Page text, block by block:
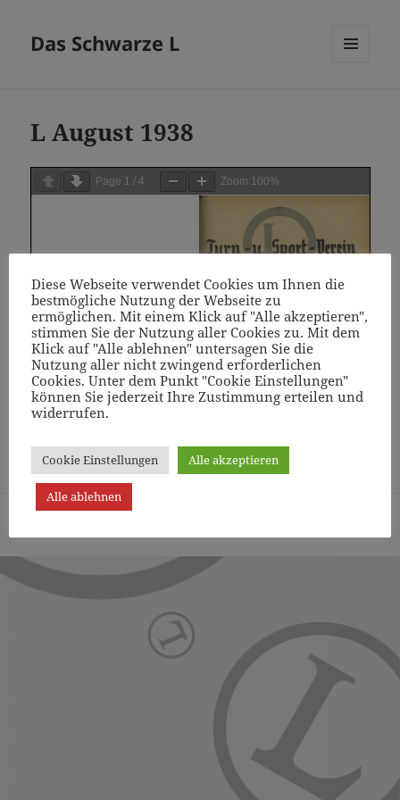
Das Schwarze L
L August 1938
Page 1 /4 Zoom 100%
Page1/4 Zoom100%
Diese Webseite verwendet Cookies um Ihnen die
bestmögliche Nutzung der Webseite zu
ermöglichen. Mit einem Klick auf "Alle akzeptieren",
stimmen Sie der Nutzung aller Cookies zu. Mit dem
Klick auf "Alle ablehnen" untersagen Sie die
Nutzung aller nicht zwingend erforderlichen
Cookies. Unter dem Punkt "Cookie Einstellungen"
können Sie jederzeit Ihre Zustimmung erteilen und
widerrufen.
Cookie Einstellungen Alle akzeptieren
Alle ablehnen